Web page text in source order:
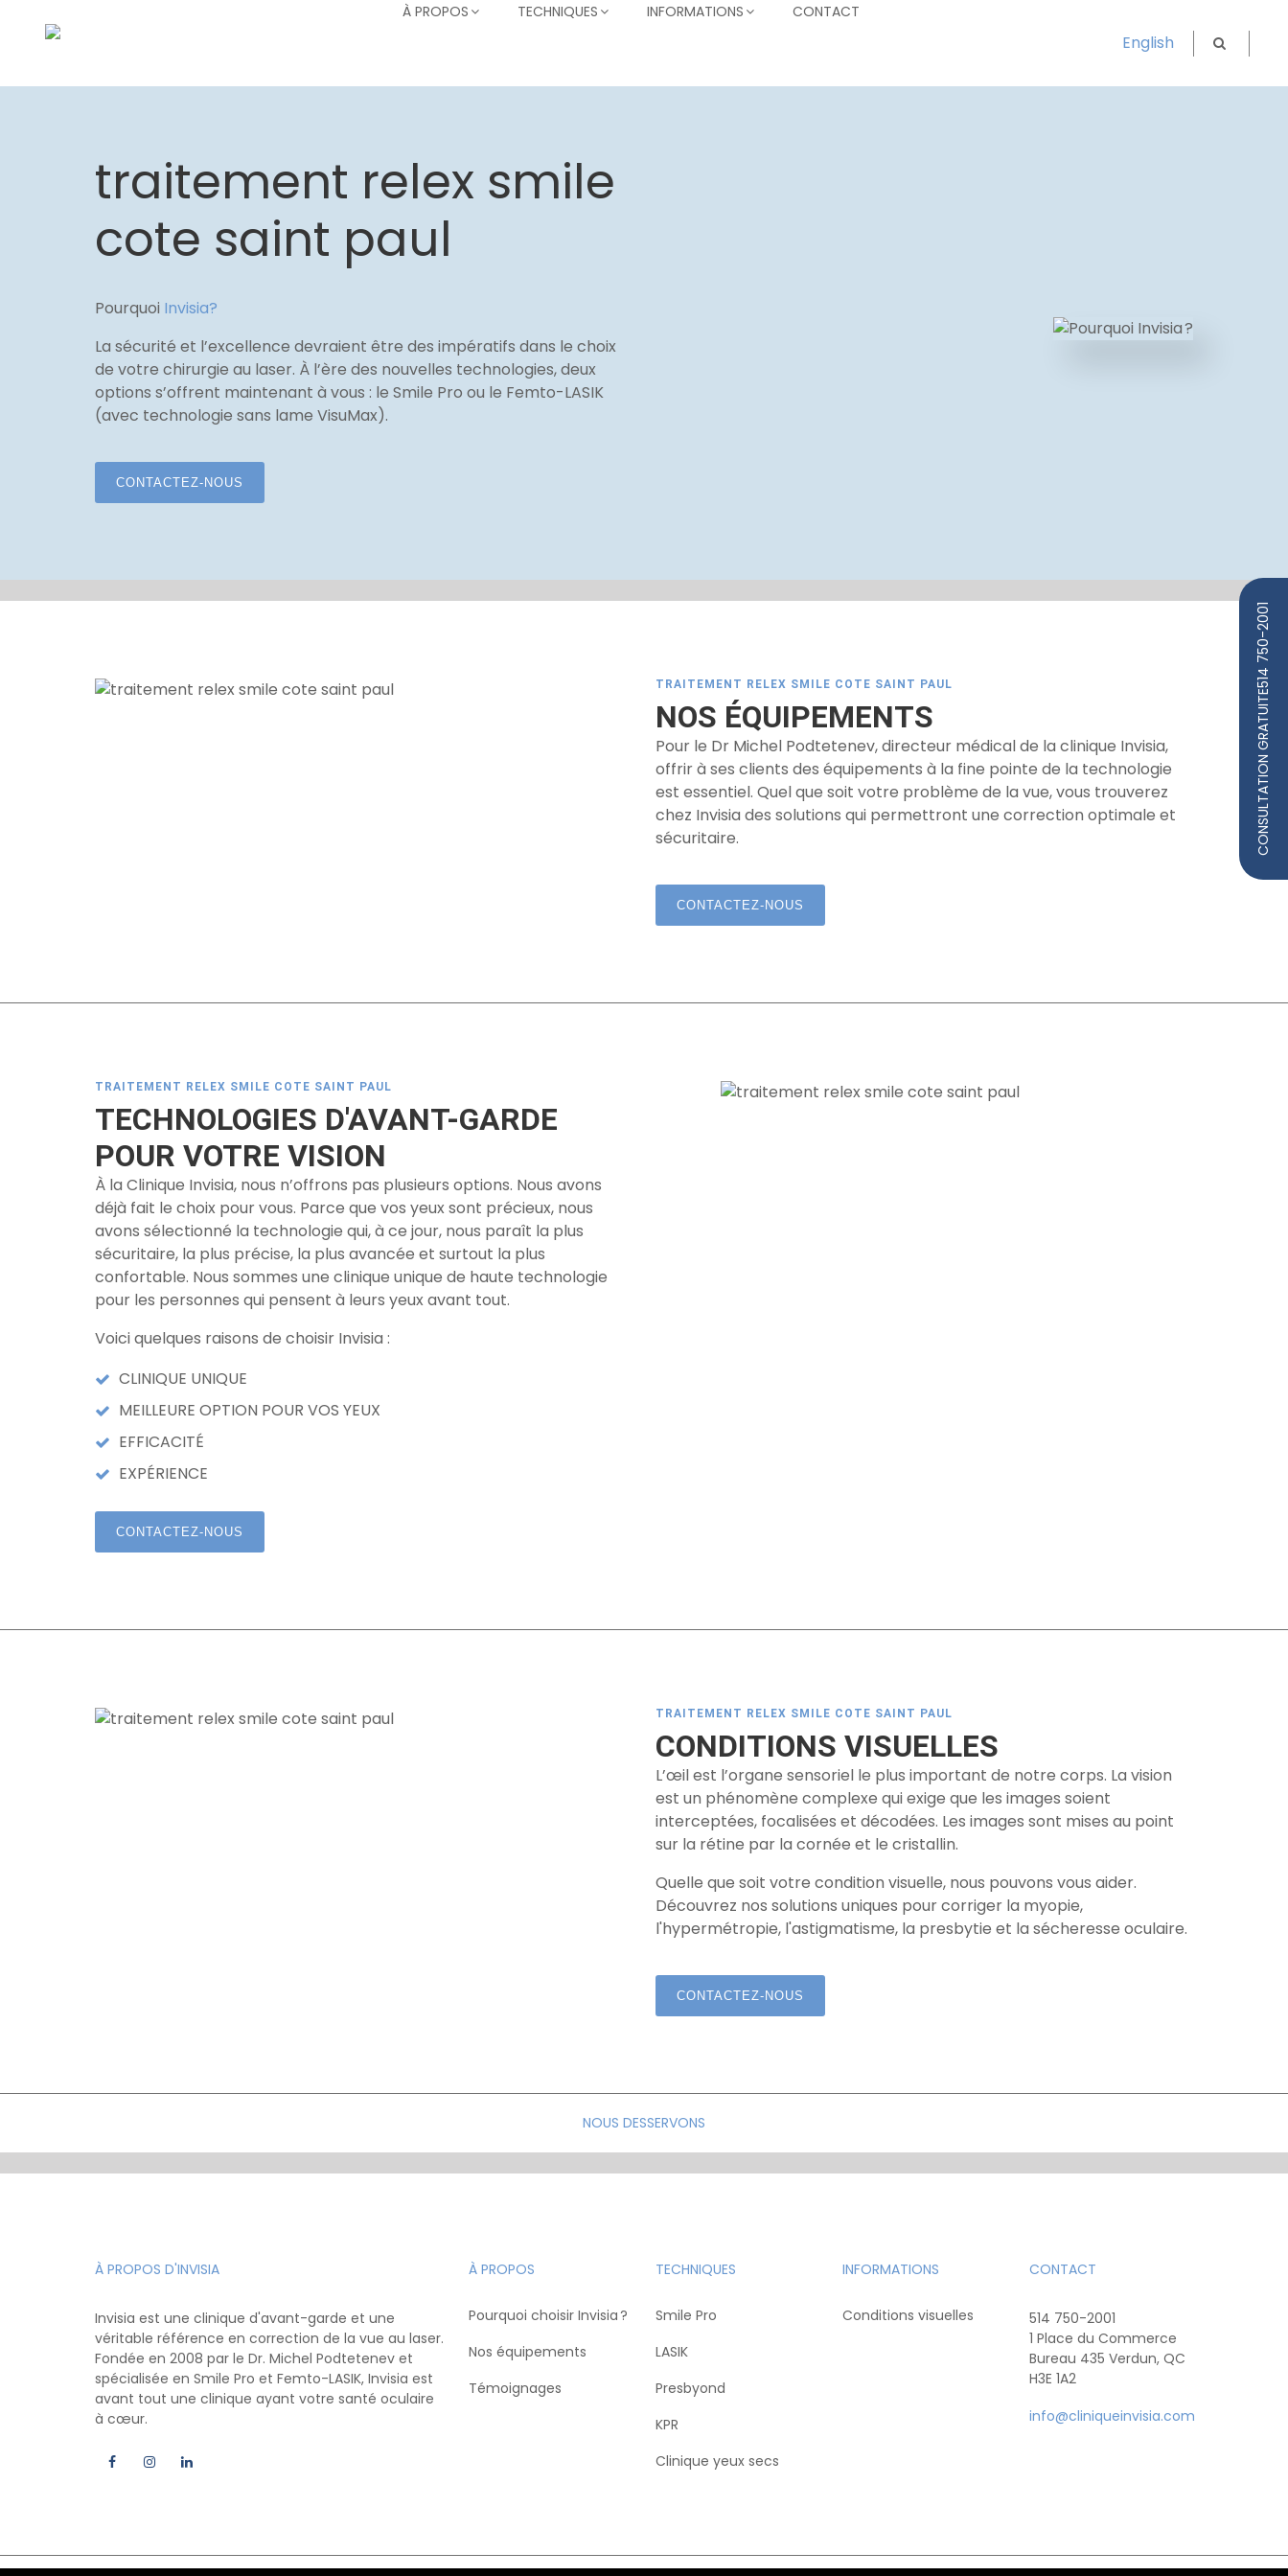
À PROPOS TECHNIQUES INFORMATIONS CONTACT
English
CONSULTATION GRATUITE
514 750-2001
traitement relex smile
cote saint paul
Pourquoi Invisia?
La sécurité et l’excellence devraient être des impératifs dans le choix
de votre chirurgie au laser. À l’ère des nouvelles technologies, deux
options s’offrent maintenant à vous : le Smile Pro ou le Femto-LASIK
(avec technologie sans lame VisuMax).
CONTACTEZ-NOUS
TRAITEMENT RELEX SMILE COTE SAINT PAUL
NOS ÉQUIPEMENTS
Pour le Dr Michel Podtetenev, directeur médical de la clinique Invisia,
offrir à ses clients des équipements à la fine pointe de la technologie
est essentiel. Quel que soit votre problème de la vue, vous trouverez
chez Invisia des solutions qui permettront une correction optimale et
sécuritaire.
CONTACTEZ-NOUS
TRAITEMENT RELEX SMILE COTE SAINT PAUL
TECHNOLOGIES D'AVANT-GARDE
POUR VOTRE VISION
À la Clinique Invisia, nous n’offrons pas plusieurs options. Nous avons
déjà fait le choix pour vous. Parce que vos yeux sont précieux, nous
avons sélectionné la technologie qui, à ce jour, nous paraît la plus
sécuritaire, la plus précise, la plus avancée et surtout la plus
confortable. Nous sommes une clinique unique de haute technologie
pour les personnes qui pensent à leurs yeux avant tout.
Voici quelques raisons de choisir Invisia :
CLINIQUE UNIQUE
MEILLEURE OPTION POUR VOS YEUX
EFFICACITÉ
EXPÉRIENCE
CONTACTEZ-NOUS
TRAITEMENT RELEX SMILE COTE SAINT PAUL
CONDITIONS VISUELLES
L’œil est l’organe sensoriel le plus important de notre corps. La vision
est un phénomène complexe qui exige que les images soient
interceptées, focalisées et décodées. Les images sont mises au point
sur la rétine par la cornée et le cristallin.
Quelle que soit votre condition visuelle, nous pouvons vous aider.
Découvrez nos solutions uniques pour corriger la myopie,
l'hypermétropie, l'astigmatisme, la presbytie et la sécheresse oculaire.
CONTACTEZ-NOUS
NOUS DESSERVONS
À PROPOS D'INVISIA
Invisia est une clinique d'avant-garde et une
véritable référence en correction de la vue au laser.
Fondée en 2008 par le Dr. Michel Podtetenev et
spécialisée en Smile Pro et Femto-LASIK, Invisia est
avant tout une clinique ayant votre santé oculaire
à cœur.
À PROPOS
Pourquoi choisir Invisia ?
Nos équipements
Témoignages
TECHNIQUES
Smile Pro
LASIK
Presbyond
KPR
Clinique yeux secs
INFORMATIONS
Conditions visuelles
CONTACT
514 750-2001
1 Place du Commerce
Bureau 435 Verdun, QC
H3E 1A2
info@cliniqueinvisia.com